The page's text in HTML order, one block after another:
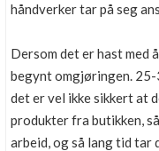
håndverker tar på seg
Dersom det er hast med
begynt omgjøringen. 25-
det er vel ikke sikkert at
produkter fra butikken,
arbeid, og så lang tid tar